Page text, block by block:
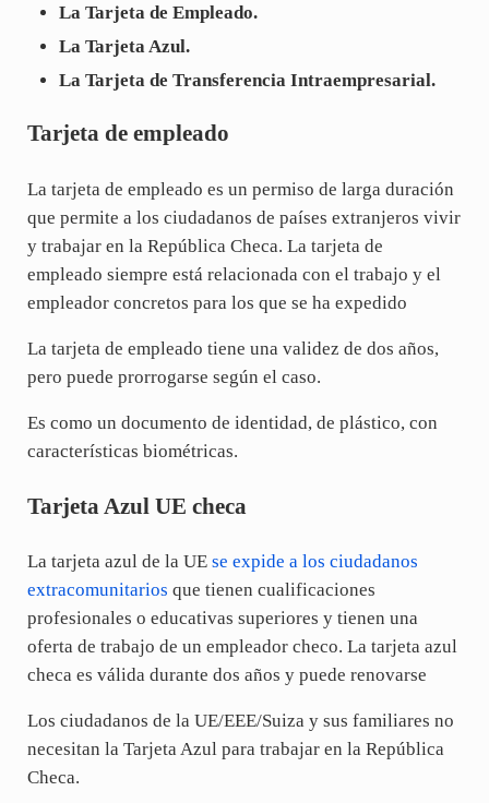
La Tarjeta de Empleado.
La Tarjeta Azul.
La Tarjeta de Transferencia Intraempresarial.
Tarjeta de empleado
La tarjeta de empleado es un permiso de larga duración
que permite a los ciudadanos de países extranjeros vivir
y trabajar en la República Checa. La tarjeta de
empleado siempre está relacionada con el trabajo y el
empleador concretos para los que se ha expedido
La tarjeta de empleado tiene una validez de dos años,
pero puede prorrogarse según el caso.
Es como un documento de identidad, de plástico, con
características biométricas.
Tarjeta Azul UE checa
La tarjeta azul de la UE se expide a los ciudadanos
extracomunitarios que tienen cualificaciones
profesionales o educativas superiores y tienen una
oferta de trabajo de un empleador checo. La tarjeta azul
checa es válida durante dos años y puede renovarse
Los ciudadanos de la UE/EEE/Suiza y sus familiares no
necesitan la Tarjeta Azul para trabajar en la República
Checa.